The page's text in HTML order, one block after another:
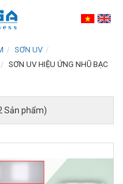
SƠN UV
SƠN UV HIỆU ỨNG NHŨ BẠC
Sản phẩm)